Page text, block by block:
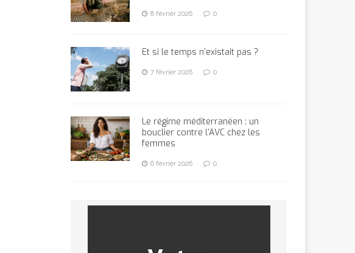
8 février 2026 0
Et si le temps n’existait pas ?
7 février 2026 0
Le régime méditerranéen : un
bouclier contre l’AVC chez les
femmes
6 février 2026 0